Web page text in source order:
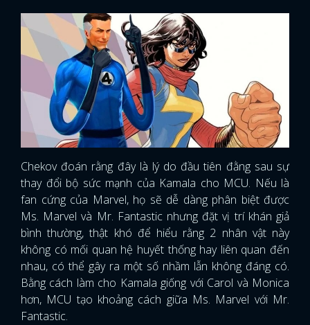
Chekov đoán rằng đây là lý do đầu tiên đằng sau sự
thay đổi bộ sức mạnh của Kamala cho MCU. Nếu là
fan cứng của Marvel, họ sẽ dễ dàng phân biệt được
Ms. Marvel và Mr. Fantastic nhưng đặt vị trí khán giả
bình thường, thật khó để hiểu rằng 2 nhân vật này
không có mối quan hệ huyết thống hay liên quan đến
nhau, có thể gây ra một số nhầm lẫn không đáng có.
Bằng cách làm cho Kamala giống với Carol và Monica
hơn, MCU tạo khoảng cách giữa Ms. Marvel với Mr.
Fantastic.